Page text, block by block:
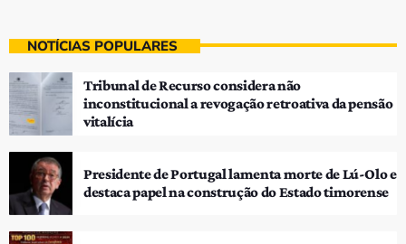
NOTÍCIAS POPULARES
Tribunal de Recurso considera não
inconstitucional a revogação retroativa da pensão
vitalícia
Presidente de Portugal lamenta morte de Lú-Olo e
destaca papel na construção do Estado timorense